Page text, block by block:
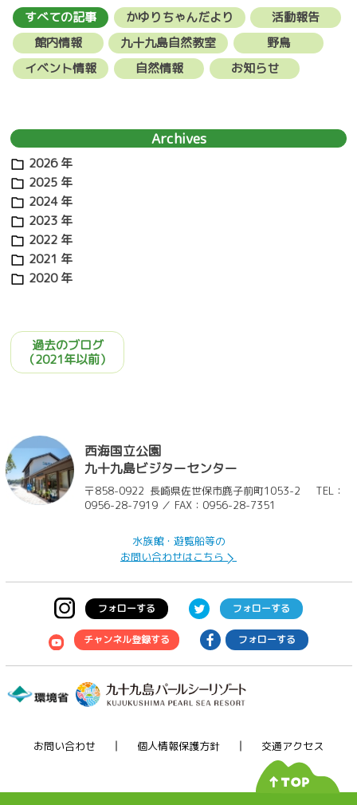
ゲ
ー
シ
ン
すべての記事 かゆりちゃんだより
活動報告
館内情報
九十九島自然教室
野鳥
イベント情報
自然情報 お知らせ
Archives
2026 年
2025 年
2024 年
2023 年
2022 年
2021 年
2020 年
過去のブログ
（2021年以前）
西海国立公園
九十九島ビジターセンター
〒858-0922 長崎県佐世保市鹿子前町1053-2
TEL：
0956-28-7919 ／ FAX：0956-28-7351
水族館・遊覧船等の
お問い合わせはこちら
フォローする フォローする
チャンネル登録する フォローする
お問い合わせ 個人情報保護方針 交通アクセス